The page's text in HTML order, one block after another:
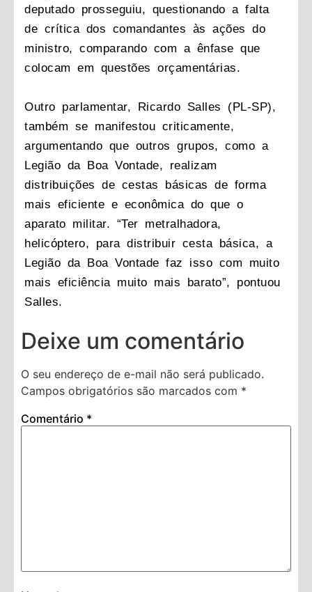
deputado prosseguiu, questionando a falta
de crítica dos comandantes às ações do
ministro, comparando com a ênfase que
colocam em questões orçamentárias.
Outro parlamentar, Ricardo Salles (PL-SP),
também se manifestou criticamente,
argumentando que outros grupos, como a
Legião da Boa Vontade, realizam
distribuições de cestas básicas de forma
mais eficiente e econômica do que o
aparato militar. “Ter metralhadora,
helicóptero, para distribuir cesta básica, a
Legião da Boa Vontade faz isso com muito
mais eficiência muito mais barato”, pontuou
Salles.
Deixe um comentário
O seu endereço de e-mail não será publicado.
Campos obrigatórios são marcados com *
Comentário *